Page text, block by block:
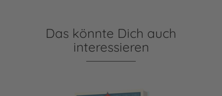
Das könnte Dich auch
interessieren